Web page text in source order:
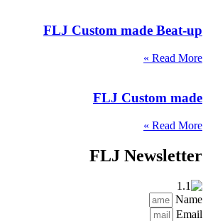
FLJ Custom made Beat-up
Read More »
FLJ Custom made
Read More »
FLJ Newsletter
Name
Email